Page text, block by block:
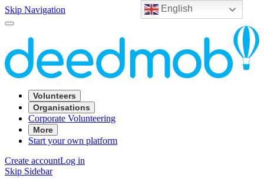
English
Skip Navigation
Volunteers
Organisations
Corporate Volunteering
More
Start your own platform
Create accountLog in
Skip Sidebar